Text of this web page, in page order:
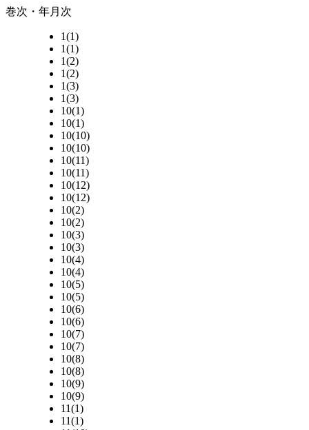
巻次・年月次
1(1)
1(1)
1(2)
1(2)
1(3)
1(3)
10(1)
10(1)
10(10)
10(10)
10(11)
10(11)
10(12)
10(12)
10(2)
10(2)
10(3)
10(3)
10(4)
10(4)
10(5)
10(5)
10(6)
10(6)
10(7)
10(7)
10(8)
10(8)
10(9)
10(9)
11(1)
11(1)